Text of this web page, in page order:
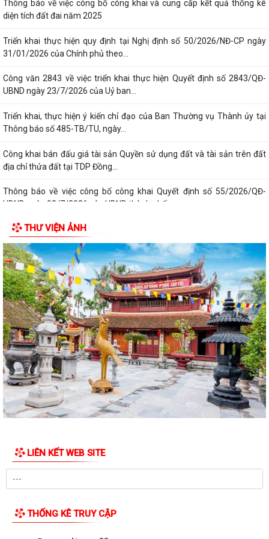
Thông báo về việc công bố công khai và cung cấp kết quả thống kê
diện tích đất đai năm 2025
Triển khai thực hiện quy định tại Nghị định số 50/2026/NĐ-CP ngày
31/01/2026 của Chính phủ theo...
Công văn 2843 về việc triển khai thực hiện Quyết định số 2843/QĐ-
UBND ngày 23/7/2026 của Uỷ ban...
Triển khai, thực hiện ý kiến chỉ đạo của Ban Thường vụ Thành ủy tại
Thông báo số 485-TB/TU, ngày...
Công khai bán đấu giá tài sản Quyền sử dụng đất và tài sản trên đất
địa chỉ thửa đất tại TDP Đồng...
Thông báo về việc công bố công khai Quyết định số 55/2026/QĐ-
UBND ngày 08/7/2026 của UBND thành phố...
Công bố công khai danh mục thủ tục hành chính đủ điều kiện cung cấp
dịch vụ công trực tuyến và thủ...
Thông báo Ban hành bổ sung, sửa đổi mã định danh cho các cơ quan,
đơn vị hành chính nhà nước trên...
Triển khai Nghị định số 294/2026/NĐ-CP, Nghị định số 295/2026/NĐ-
CP và Nghị định số 296/2026/NĐ-CP...
Thông báo số 394/TB-VPCP ngày 21/7/2026 của Văn phòng Chính
phủ thông báo Kết luận của Thủ tướng...
Triển khai thi hành Nghị định số 274/2026/NĐ-CP của Chính phủ quy
định chi tiết một số điều và biện...
Quán triệt chỉ đạo của Tổng Bí thư, Chủ tịch nước tại Thông báo số 64-
Tuyên truyền, triển khai thực hiện Nghị Quyết số 20/2026/NQ-HĐND
ngày 28/7/2026 của HĐND thành phố...
THƯ VIỆN ẢNH
LIÊN KẾT WEB SITE
THỐNG KÊ TRUY CẬP